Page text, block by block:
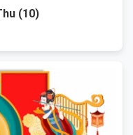
(10)